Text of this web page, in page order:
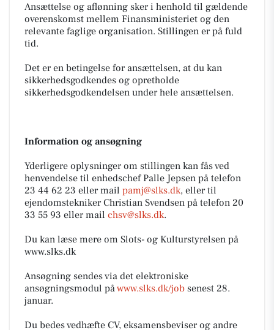
Ansættelse og aflønning sker i henhold til gældende
overenskomst mellem Finansministeriet og den
relevante faglige organisation. Stillingen er på fuld
tid.
Det er en betingelse for ansættelsen, at du kan
sikkerhedsgodkendes og opretholde
sikkerhedsgodkendelsen under hele ansættelsen.
Information og ansøgning
Yderligere oplysninger om stillingen kan fås ved
henvendelse til enhedschef Palle Jepsen på telefon
23 44 62 23 eller mail pamj@slks.dk, eller til
ejendomstekniker Christian Svendsen på telefon 20
33 55 93 eller mail chsv@slks.dk.
Du kan læse mere om Slots- og Kulturstyrelsen på
www.slks.dk
Ansøgning sendes via det elektroniske
ansøgningsmodul påwww.slks.dk/job senest 28.
januar.
Du bedes vedhæfte CV, eksamensbeviser og andre